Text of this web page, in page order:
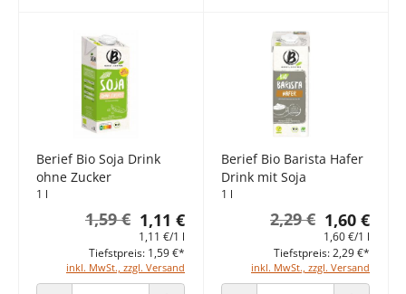
Berief Bio Soja Drink
ohne Zucker
1 l
1,11 €
1,59 €
1,11 €/1 l
inkl. MwSt., zzgl. Versand
Tiefstpreis: 1,59 €*
Berief Bio Barista Hafer
Drink mit Soja
1 l
1,60 €
2,29 €
1,60 €/1 l
inkl. MwSt., zzgl. Versand
Tiefstpreis: 2,29 €*